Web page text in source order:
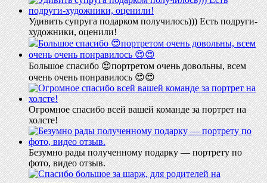
Удивить супруга подарком получилось))) Есть подруги-
художники, оценили!
Большое спасибо 😍портретом очень довольны, всем
очень очень понравилось 😍😍
Огромное спасибо всей вашей команде за портрет на
холсте!
Безумно рады полученному подарку — портрету по
фото, видео отзыв.